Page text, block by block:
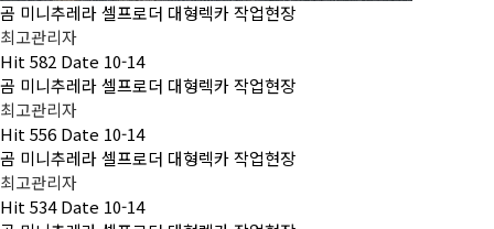
곰 미니추레라 셀프로더 대형렉카 작업현장
최고관리자
Hit 582 Date 10-14
곰 미니추레라 셀프로더 대형렉카 작업현장
최고관리자
Hit 556 Date 10-14
곰 미니추레라 셀프로더 대형렉카 작업현장
최고관리자
Hit 534Date 10-14